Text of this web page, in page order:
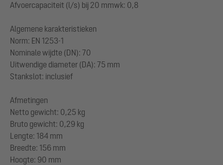
Afvoercapaciteit (l/s) bij 20 mmwk: 0,8
Algemene karakteristieken
Norm: EN 1253-1
Nominale wijdte (DN): 70
Uitwendige diameter (DA): 75 mm
Stankslot: inclusief
Afmetingen
Netto gewicht: 0,25 kg
Bruto gewicht: 0,29 kg
Lengte: 184 mm
Breedte: 156 mm
Hoogte: 90 mm